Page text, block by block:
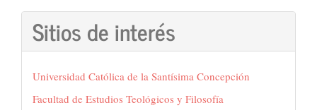
Sitios de interés
Universidad Católica de la Santísima Concepción
Facultad de Estudios Teológicos y Filosofía